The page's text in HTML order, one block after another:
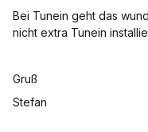
Bei Tunein geht das
nicht extra Tunein
Gruß
Stefan